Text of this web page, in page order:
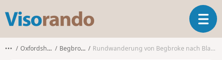
s
o
T
o
g
••• Oxfordshire Begbroke Rundwanderung von Begbroke nach Bladon